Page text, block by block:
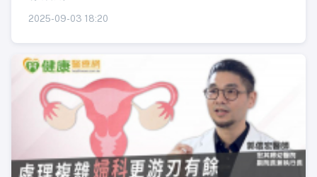
2025-09-03 18:20